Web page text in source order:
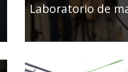
Laboratorio de